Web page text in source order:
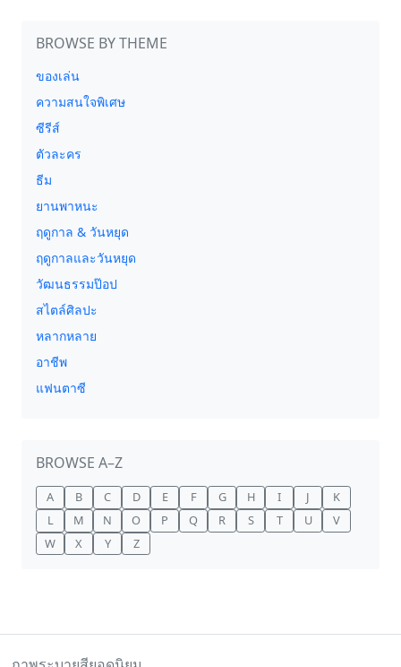
BROWSE BY THEME
ของเล่น
ความสนใจพิเศษ
ซีรีส์
ตัวละคร
ธีม
ยานพาหนะ
ฤดูกาล & วันหยุด
ฤดูกาลและวันหยุด
วัฒนธรรมป๊อป
สไตล์ศิลปะ
หลากหลาย
อาชีพ
แฟนตาซี
BROWSE A–Z
A B C D E F G H I J
K
L
M N O P Q R S T U
V
W
X Y Z